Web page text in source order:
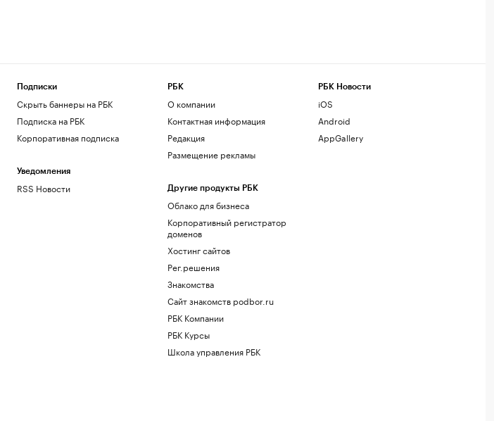
Подписки
Скрыть баннеры на РБК
Подписка на РБК
Корпоративная подписка
Уведомления
RSS Новости
РБК
О компании
Контактная информация
Редакция
Размещение рекламы
Другие продукты РБК
Облако для бизнеса
Корпоративный регистратор
доменов
Хостинг сайтов
Рег.решения
Знакомства
Сайт знакомств podbor.ru
РБК Компании
РБК Курсы
Школа управления РБК
РБК Новости
iOS
Android
AppGallery